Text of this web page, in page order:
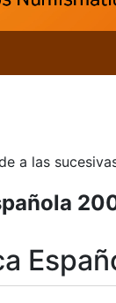
a las